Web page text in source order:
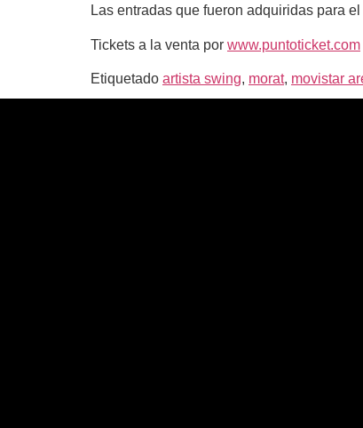
Las entradas que fueron adquiridas para
Tickets a la venta por www.puntoticket.com
Etiquetado artista swing, morat, movistar